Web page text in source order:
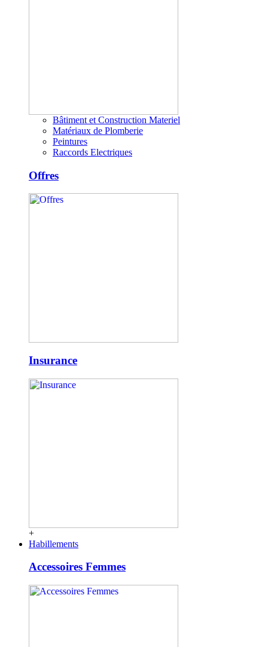
Bâtiment et Construction Materiel
Matériaux de Plomberie
Peintures
Raccords Electriques
Offres
Insurance
+
Habillements
Accessoires Femmes